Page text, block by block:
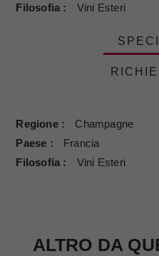
Filosofia
Vini Esteri
Regione
Champagne
Paese
Francia
Filosofia
Vini Esteri
ALTRO DA